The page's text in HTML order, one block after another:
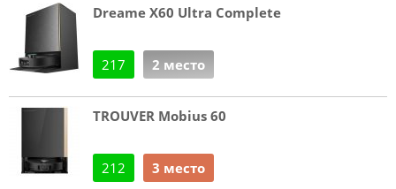
Dreame X60 Ultra Complete
217 2 место
TROUVER Mobius 60
212 3 место